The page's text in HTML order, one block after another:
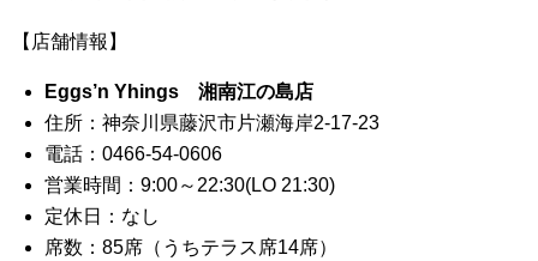
【店舗情報】
Eggs’n Yhings 湘南江の島店
住所：神奈川県藤沢市片瀬海岸2-17-23
電話：0466-54-0606
営業時間：9:00～22:30(LO 21:30)
定休日：なし
席数：85席（うちテラス席14席）